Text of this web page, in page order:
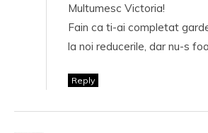
Multumesc Victoria!
Fain ca ti-ai completat
la noi reducerile, dar nu-s
Reply